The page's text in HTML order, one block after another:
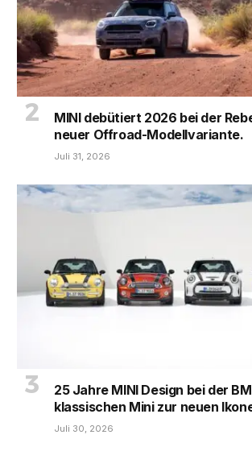
MINI debütiert 2026 bei der
neuer Offroad-Modellvariante.
Juli 31, 2026
25 Jahre MINI Design bei der
klassischen Mini zur neuen
Juli 30, 2026